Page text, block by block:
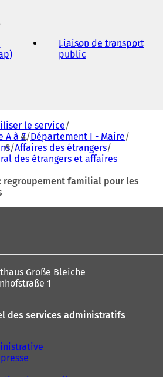
(
r
e
d
a
n
s
u
n
e
o
n
l
e
)
Liaison de transport
public
e
d
a
n
s
u
n
e
l
e
le service
A à Z Département I - Maire
Affaires des étrangers
des étrangers et affaires
regroupement familial pour les
Große Bleiche
1
des services administratifs